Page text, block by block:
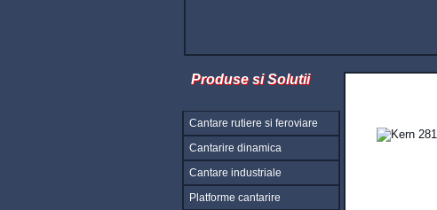
Produse si Solutii
Cantare rutiere si feroviare
Cantarire dinamica
Cantare industriale
Platforme cantarire